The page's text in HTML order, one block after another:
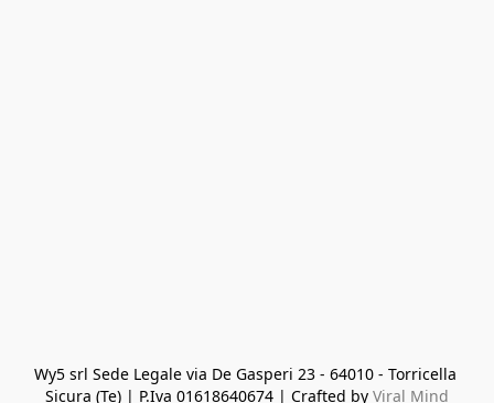
Wy5 srl Sede Legale via De Gasperi 23 - 64010 - Torricella
Sicura (Te) | P.Iva 01618640674 | Crafted by Viral Mind